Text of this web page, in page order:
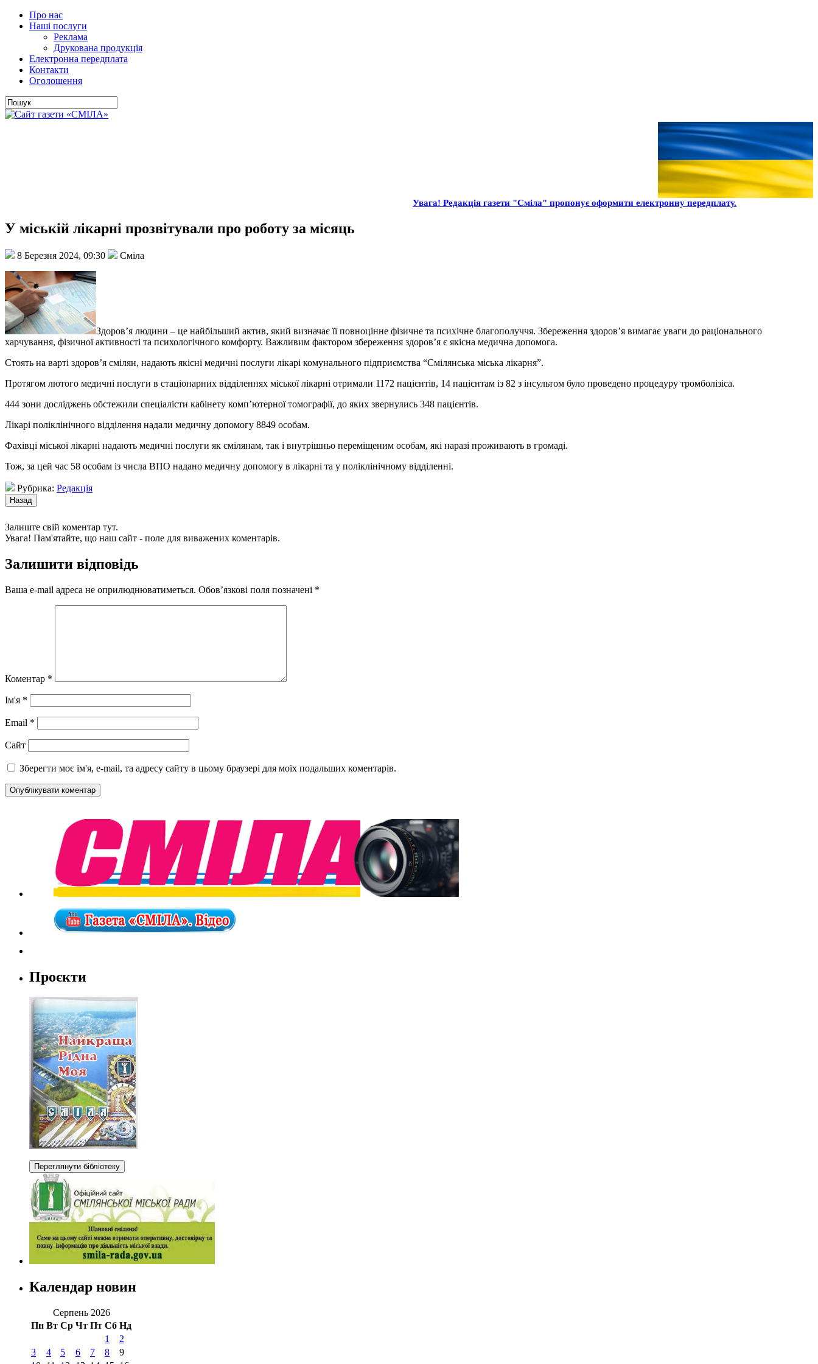
Про нас
Наші послуги
Реклама
Друкована продукція
Електронна передплата
Контакти
Оголошення
Увага! Редакція газети "Сміла" пропонує оформити електронну передплату.
У міській лікарні прозвітували про роботу за місяць
8 Березня 2024, 09:30 Сміла
Здоров’я людини – це найбільший актив, який визначає її повноцінне фізичне та психічне благополуччя. Збереження здоров’я вимагає уваги до раціонального
харчування, фізичної активності та психологічного комфорту. Важливим фактором збереження здоров’я є якісна медична допомога.
Стоять на варті здоров’я смілян, надають якісні медичні послуги лікарі комунального підприємства “Смілянська міська лікарня”.
Протягом лютого медичні послуги в стаціонарних відділеннях міської лікарні отримали 1172 пацієнтів, 14 пацієнтам із 82 з інсультом було проведено процедуру тромболізіса.
444 зони досліджень обстежили спеціалісти кабінету комп’ютерної томографії, до яких звернулись 348 пацієнтів.
Лікарі поліклінічного відділення надали медичну допомогу 8849 особам.
Фахівці міської лікарні надають медичні послуги як смілянам, так і внутрішньо переміщеним особам, які наразі проживають в громаді.
Тож, за цей час 58 особам із числа ВПО надано медичну допомогу в лікарні та у поліклінічному відділенні.
Рубрика: Редакція
Залиште свій коментар тут.
Увага! Пам'ятайте, що наш сайт - поле для виважених коментарів.
Залишити відповідь
Ваша e-mail адреса не оприлюднюватиметься. Обов’язкові поля позначені *
Коментар *
Ім'я *
Email *
Сайт
Зберегти моє ім'я, e-mail, та адресу сайту в цьому браузері для моїх подальших коментарів.
Проєкти
Календар новин
Серпень 2026
Пн Вт Ср Чт Пт Сб Нд
1
2
3
4 5 6 7 8
9